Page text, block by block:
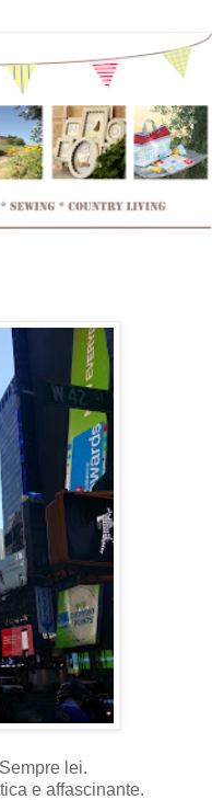
lei.
e affascinante.